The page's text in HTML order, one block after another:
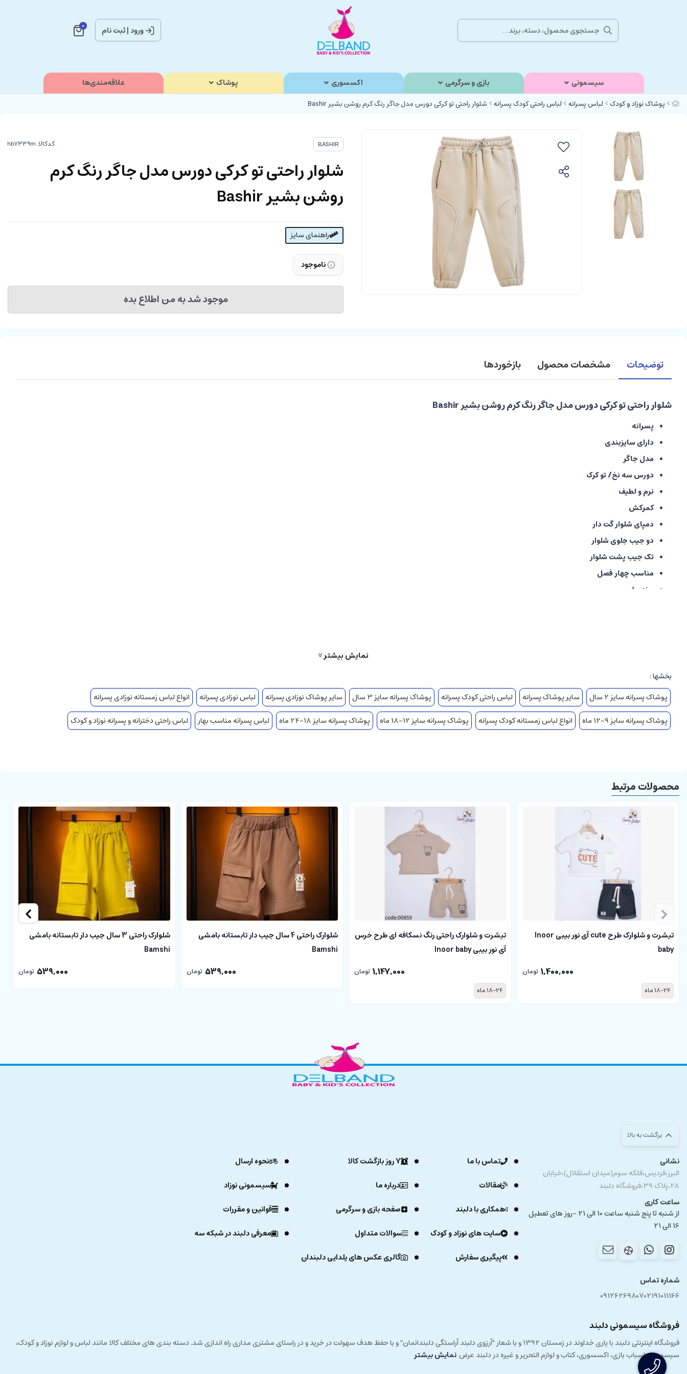
ورود|ثبت نام 0
سیسمونی بازی و سرگرمی اکسسوری پوشاک علاقه‌مندی‌ها
پوشاک نوزاد و کودک لباس پسرانه لباس راحتی کودک پسرانه شلوار راحتی تو کرکی دورس مدل جاگر رنگ کرم روشن بشیر Bashir
BASHIR کدکالا:
شلوار راحتی تو کرکی دورس مدل جاگر رنگ کرم
روشن بشیر Bashir
راهنمای سایز
ناموجود
موجود شد به من اطلاع بده
توضیحات مشخصات محصول بازخوردها
شلوار راحتی تو کرکی دورس مدل جاگر رنگ کرم روشن بشیر Bashir
پسرانه
دارای سایزبندی
مدل جاگر
دورس سه نخ/ تو کرک
نرم و لطیف
کمرکش
دمپای شلوار گت دار
دو جیب جلوی شلوار
تک جیب پشت شلوار
مناسب چهار فصل
برند بشیر
نمایش بیشتر
بخشها :
پوشاک پسرانه سایز 2 سال
سایر پوشاک پسرانه لباس راحتی کودک پسرانه پوشاک پسرانه سایز 3 سال سایر پوشاک نوزادی پسرانه لباس نوزادی پسرانه
انواع لباس زمستانه نوزادی پسرانه
پوشاک پسرانه سایز 9-12 ماه
انواع لباس زمستانه کودک پسرانه پوشاک پسرانه سایز 12-18 ماه پوشاک پسرانه سایز 18-24 ماه لباس پسرانه مناسب بهار لباس راحتی دخترانه و پسرانه نوزاد و کودک
محصولات مرتبط
تیشرت و شلوارک طرح cute آی نور بیبی Inoor
baby
1,400,000 تومان
18-24 ماه
تیشرت و شلوارک راحتی رنگ نسکافه ای طرح خرس
آی نور بیبی Inoor baby
1,147,000 تومان
18-24 ماه
شلوارک راحتی 4 سال جیب دار تابستانه بامشی
Bamshi
539,000 تومان
شلوارک راحتی 3 سال جیب دار تابستانه بامشی
Bamshi
539,000 تومان
برگشت به بالا
نشانی
البرز،فردیس،فلکه سوم(میدان استقلال)،خیابان
28،پلاک 39،فروشگاه دلبند
ساعت کاری
از شنبه تا پنج شنبه ساعت 10 الی 21 -روز های تعطیل
16 الی 21
شماره تماس
02191011166
09126269807
تماس با ما 7 روز بازگشت کالا
نحوه ارسال
مقالات
درباره ما
سیسمونی نوزاد
همکاری با دلبند
صفحه بازی و سرگرمی
قوانین و مقررات
سایت های نوزاد و کودک
سوالات متداول
معرفی دلبند در شبکه سه
پیگیری سفارش
گالری عکس های یلدایی دلبندان
فروشگاه سیسمونی دلبند
فروشگاه اینترنتی دلبند با یاری خداوند در زمستان 1392 و با شعار "آرزوی دلبند آراستگی دلبندانمان" و با حفظ هدف سهولت در خرید و در راستای مشتری مداری راه اندازی شد. دسته بندی های مختلف کالا مانند لباس و لوازم نوزاد و کودک،
سیسمونی، اسباب بازی، اکسسوری، کتاب و لوازم التحریر و غیره در دلبند عرض نمایش بیشتر